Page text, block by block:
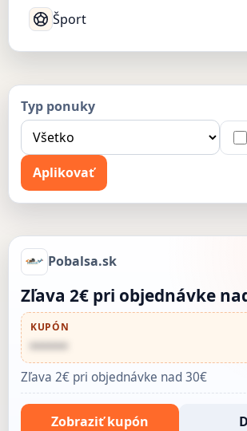
Šport
Typ ponuky
Aplikovať
Pobalsa.sk
Zľava 2€ pri objednávke
KUPÓN
••••••
Zľava 2€ pri objednávke nad 30€
Zobraziť kupón